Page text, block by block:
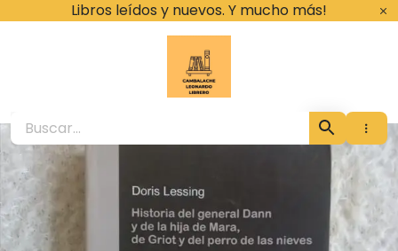
Libros leídos y nuevos. Y mucho más!
Cambalache